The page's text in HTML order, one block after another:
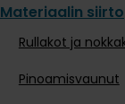
Materiaalin siirto
Rullakot ja
Pinoamisvaunut